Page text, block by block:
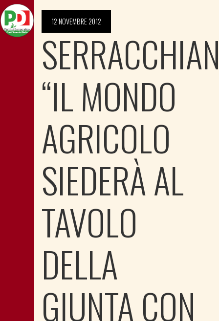
12 NOVEMBRE 2012
“IL MONDO
AGRICOLO
SIEDERÀ AL
TAVOLO
DELLA
GIUNTA CON